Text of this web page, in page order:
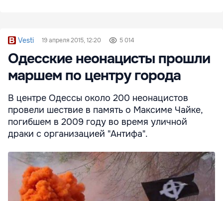
Vesti 19 апреля 2015, 12:20 5 014
Одесские неонацисты прошли
маршем по центру города
В центре Одессы около 200 неонацистов
провели шествие в память о Максиме Чайке,
погибшем в 2009 году во время уличной
драки с организацией "Антифа".